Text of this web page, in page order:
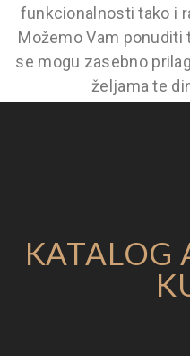
funkcionalnosti tako i
Možemo Vam
se mogu zasebno
željama te
KATALOG